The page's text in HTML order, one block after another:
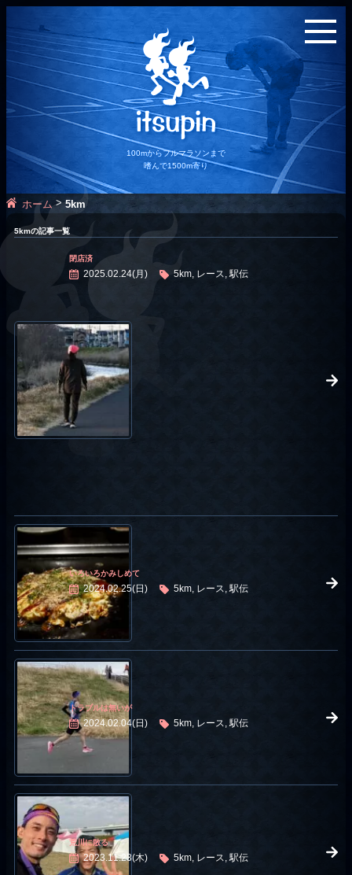
100mからフルマラソンまで
嗜んで1500m寄り
ホーム>5km
5kmの記事一覧
閉店済
2025.02.24(月) 5km, レース, 駅伝
いろいろかみしめて
2024.02.25(日) 5km, レース, 駅伝
トラブルは無いが
2024.02.04(日) 5km, レース, 駅伝
荒川に散る
2023.11.23(木) 5km, レース, 駅伝